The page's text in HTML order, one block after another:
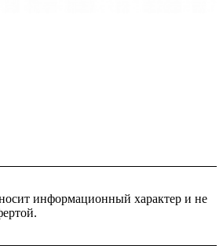
информационный характер и не